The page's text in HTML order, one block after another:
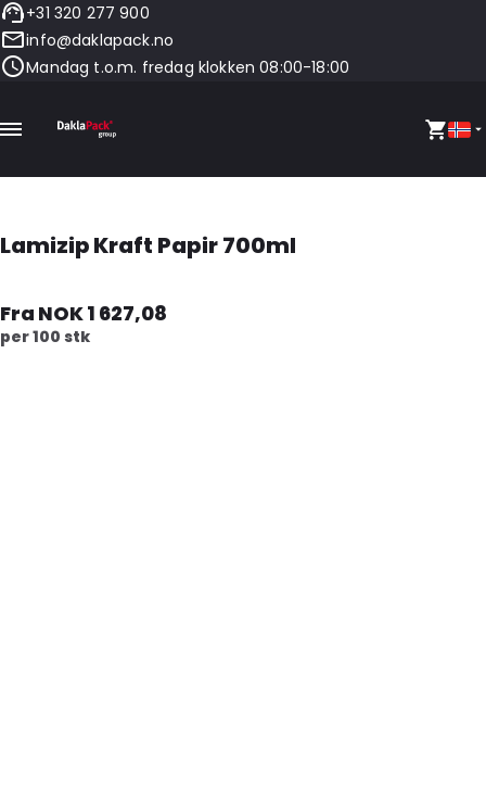
+31 320 277 900
info@daklapack.no
Mandag t.o.m. fredag klokken 08:00-18:00
Lamizip Kraft Papir 700ml
Fra NOK 1 627,08
per 100 stk